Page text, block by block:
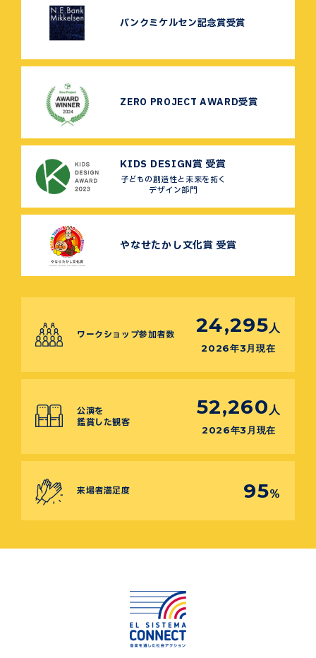
バンクミケルセン記念賞受賞
ZERO PROJECT AWARD受賞
KIDS DESIGN賞 受賞
子どもの創造性と未来を拓く
デザイン部門
やなせたかし文化賞 受賞
ワークショップ参加者数 24,295 人
2026年3月現在
公演を
鑑賞した観客
52,260 人
2026年3月現在
来場者満足度 95%